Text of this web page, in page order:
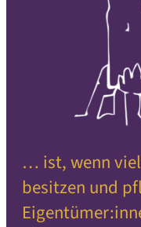
… ist, wenn
besitzen und